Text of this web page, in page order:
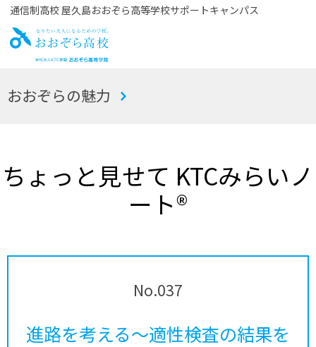
通信制高校 屋久島おおぞら高等学校サポートキャンパス
お
おおぞらの魅力
ちょっと見せて KTCみらいノ
ート®
No.037
進路を考える～適性検査の結果を